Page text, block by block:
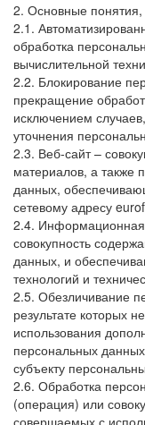
2. Основные
2.1.
обработка
вычислительной
2.2. Блокирование
прекращение
исключением
уточнения
2.3. Веб-сайт –
материалов, а также
данных,
сетевому адресу
2.4.
совокупность
данных, и
технологий и
2.5. Обезличивание
результате которых
использования
персональных
субъекту
2.6. Обработка
(операция) или